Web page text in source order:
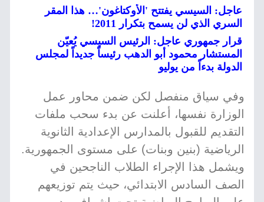
عاجل: السيسي يفتتح 'الأوكتاغون'… هذا المقر
السري الذي لن يسمح بتكرار 2011!
قرار جمهوري عاجل: الرئيس السيسي يُعيّن
المستشار محمود أبو الدهب رئيساً جديداً لمجلس
الدولة بدءاً من يوليو
وفي سياق منفصل لكن ضمن محاور عمل
الوزارة نفسها، أعلنت عن بدء سحب ملفات
التقديم للقبول بالمدارس الإعدادية الثانوية
الرياضية (بنين وبنات) على مستوى الجمهورية.
ويشمل هذا الإجراء الطلاب الناجحين في
الصف السادس الابتدائي، حيث يتم توزيعهم